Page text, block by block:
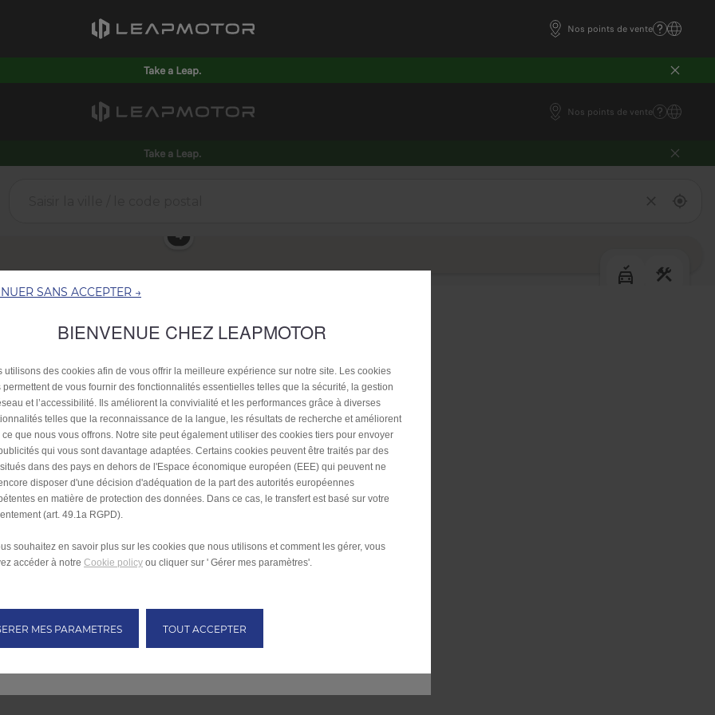
Nos points de vente
Take a Leap.
SANS ACCEPTER →
BIENVENUE CHEZ LEAPMOTOR
utilisons des cookies afin de vous offrir la meilleure expérience sur notre site. Les cookies
permettent de vous fournir des fonctionnalités essentielles telles que la sécurité, la gestion
et l’accessibilité. Ils améliorent la convivialité et les performances grâce à diverses
telles que la reconnaissance de la langue, les résultats de recherche et améliorent
que nous vous offrons. Notre site peut également utiliser des cookies tiers pour envoyer
qui vous sont davantage adaptées. Certains cookies peuvent être traités par des
dans des pays en dehors de l'Espace économique européen (EEE) qui peuvent ne
disposer d'une décision d'adéquation de la part des autorités européennes
en matière de protection des données. Dans ce cas, le transfert est basé sur votre
(art. 49.1a RGPD).
souhaitez en savoir plus sur les cookies que nous utilisons et comment les gérer, vous
accéder à notre Cookie policy ou cliquer sur ' Gérer mes paramètres'.
GERER MES PARAMETRES TOUT ACCEPTER